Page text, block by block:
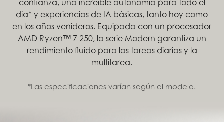
confianza, una increíble autonomía para todo el
día* y experiencias de IA básicas, tanto hoy como
en los años venideros. Equipada con un procesador
AMD Ryzen™ 7 250, la serie Modern garantiza un
rendimiento fluido para las tareas diarias y la
multitarea.
*Las especificaciones varían según el modelo.